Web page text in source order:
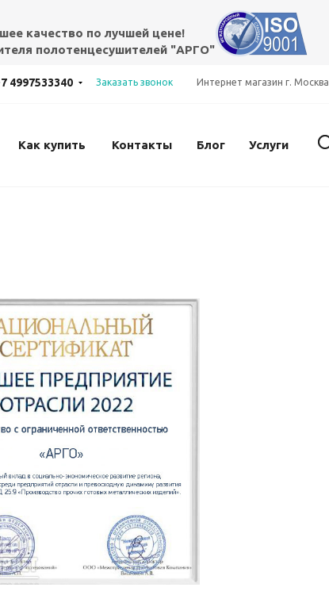
качество по лучшей цене!
полотенцесушителей "АРГО"
Интернет магазин г. Москва
4997533340 Заказать звонок
Как купить Контакты Блог Услуги